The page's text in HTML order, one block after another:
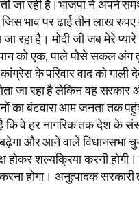
जा रही है।भाजपा ने अपने
भाव पर ढाई तीन लाख
है। मोदी जी जब मेरे
को एक, पाले पोसे सकल
के परिवार वाद को
जा रहा है लेकिन वह
बंटवारा आम जनता तक
कि वे हर नागरिक तक देश के
और आने वाले विधानसभा
होकर शल्यक्रिया करनी
होगा। अनुत्पादक सरकारी